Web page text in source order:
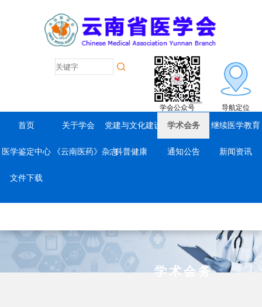
导航定位
学会公众号
首页 关于学会 党建与文化建设 学术会务 继续医学教育
医学鉴定中心 《云南医药》杂志科普健康 通知公告 新闻资讯
文件下载
学术会务